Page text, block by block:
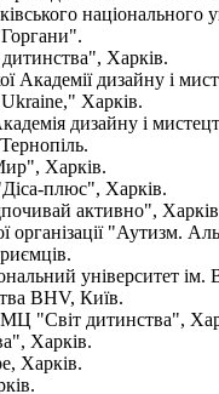
національного
Харків.
Академії дизайну і
Харків.
дизайну і
Харків.
плюс", Харків.
активно",
"Аутизм.
університет ім.
BHV, Київ.
"Світ дитинства",
Харків.
Харків.